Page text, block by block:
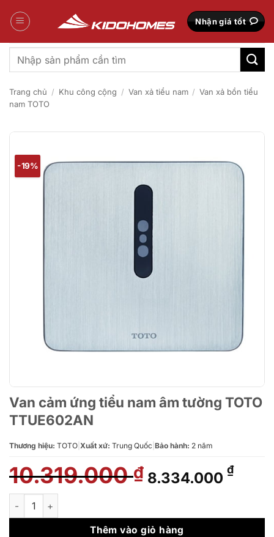
qua
Nhận giá tốt
Tìm
kiếm:
Trang chủ / Khu công cộng / Van xả tiểu nam / Van xả bồn tiểu
nam TOTO
-19%
Van cảm ứng tiểu nam âm tường TOTO
TTUE602AN
Thương hiệu: TOTO Xuất xứ: Trung Quốc Bảo hành: 2 năm
10.319.000₫ Giá
gốc
10.319.000 ₫.
8.334.000 ₫Giá
là:
Van cảm ứng tiểu nam âm tường TOTO TTUE602AN số lượng
Thêm vào giỏ hàng